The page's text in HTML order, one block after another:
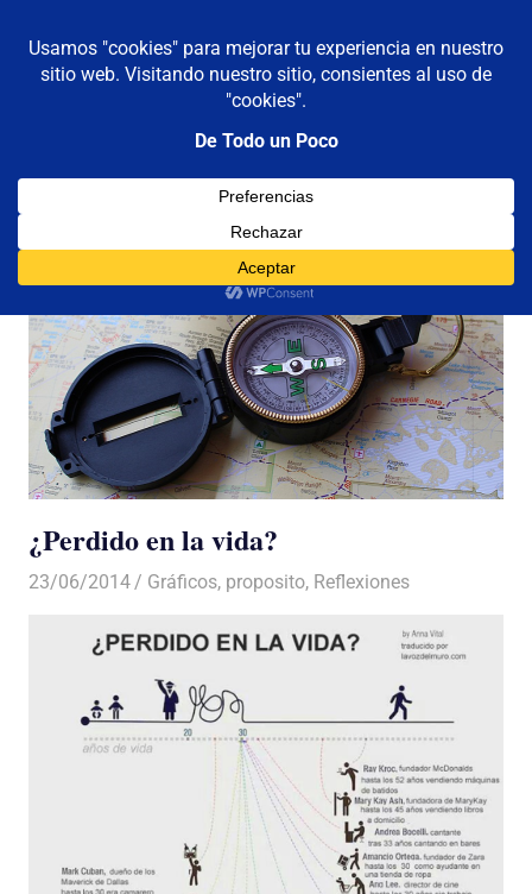
contenido
De todo un poco
Reflexiones,
Viajes
MENÚ
¿Perdido en la vida?
23/06/2014 Luis Castellanos
Gráficos, proposito, Reflexiones